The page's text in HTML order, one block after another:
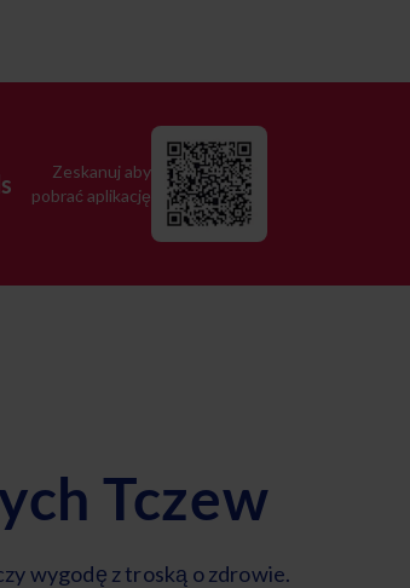
Zeskanuj aby
pobrać aplikację
Tczew
wygodę z troską o zdrowie.